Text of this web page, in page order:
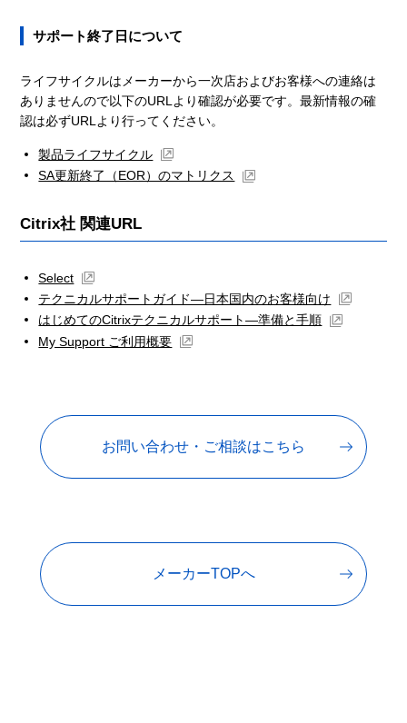
サポート終了日について
ライフサイクルはメーカーから一次店およびお客様への連絡は
ありませんので以下のURLより確認が必要です。最新情報の確
認は必ずURLより行ってください。
製品ライフサイクル
SA更新終了（EOR）のマトリクス
Citrix社 関連URL
Select
テクニカルサポートガイド―日本国内のお客様向け
はじめてのCitrixテクニカルサポート―準備と手順
My Support ご利用概要
お問い合わせ・ご相談はこちら
メーカーTOPへ